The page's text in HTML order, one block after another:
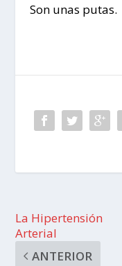
Son unas putas.
La Hipertensión
Arterial
ANTERIOR